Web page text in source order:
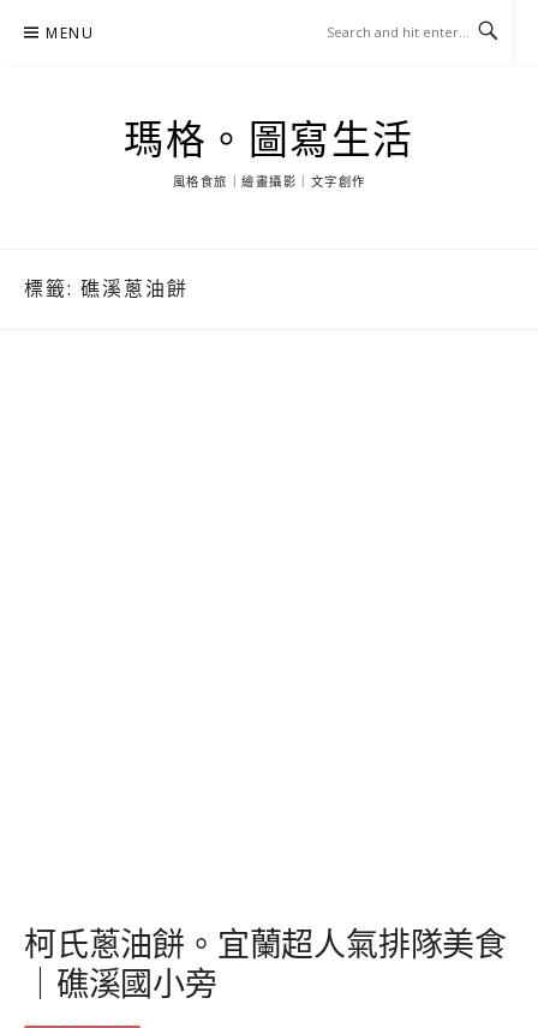
MENU
瑪格。圖寫生活
風格食旅｜繪畫攝影｜文字創作
標籤: 礁溪蔥油餅
柯氏蔥油餅。宜蘭超人氣排隊美食
｜礁溪國小旁